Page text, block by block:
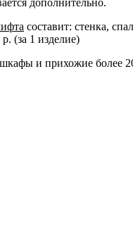
дополнительно.
составит: стенка,
(за 1 изделие)
шкафы и прихожие более